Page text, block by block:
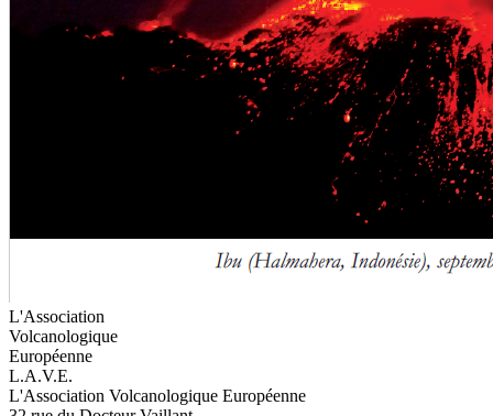
L'Association
Volcanologique
Européenne
L.A.V.E.
L'Association Volcanologique Européenne